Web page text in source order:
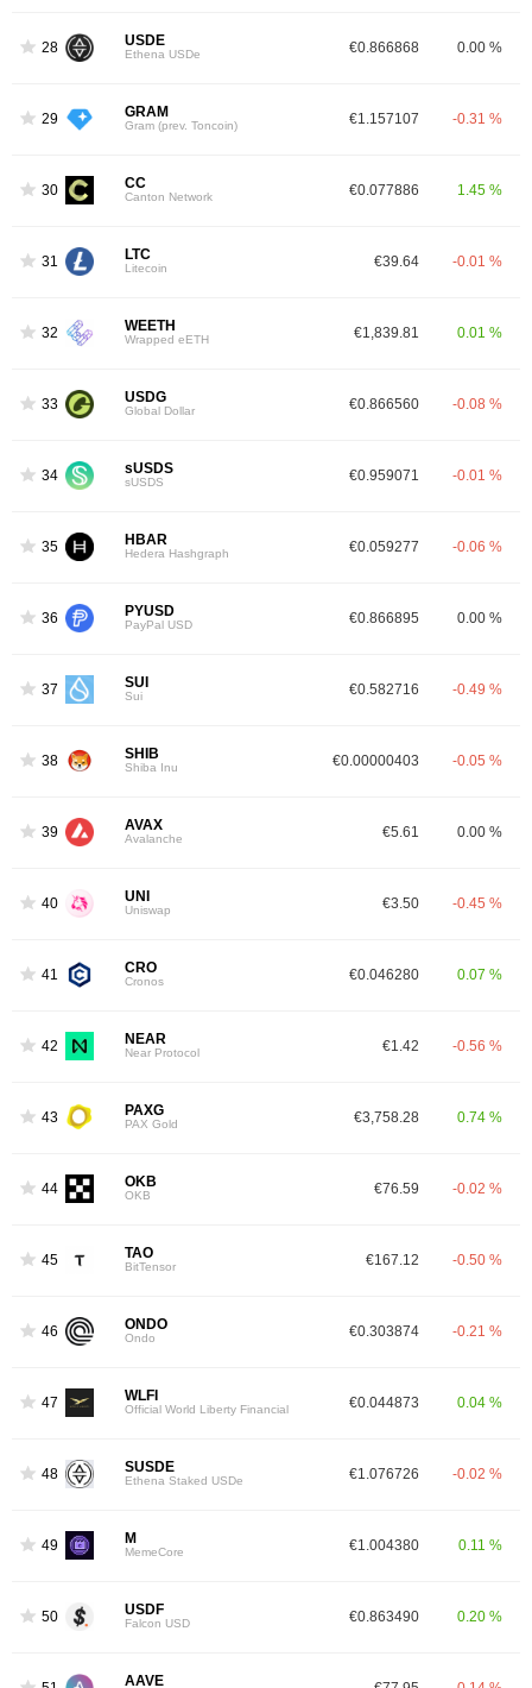
28 USDE
Ethena USDe €0.866868 0.00 %
29 GRAM
Gram (prev. Toncoin) €1.157107 -0.31 %
30 CC
Canton Network €0.077886 1.45 %
31 LTC
Litecoin €39.64 -0.01 %
32 WEETH
Wrapped eETH €1,839.81 0.01 %
33 USDG
Global Dollar €0.866560 -0.08 %
34 sUSDS
sUSDS €0.959071 -0.01 %
35 HBAR
Hedera Hashgraph €0.059277 -0.06 %
36 PYUSD
PayPal USD €0.866895 0.00 %
37 SUI
Sui €0.582716 -0.49 %
38 SHIB
Shiba Inu €0.00000403 -0.05 %
39 AVAX
Avalanche €5.61 0.00 %
40 UNI
Uniswap €3.50 -0.45 %
41 CRO
Cronos €0.046280 0.07 %
42 NEAR
Near Protocol €1.42 -0.56 %
43 PAXG
PAX Gold €3,758.28 0.74 %
44 OKB
OKB €76.59 -0.02 %
45 TAO
BitTensor €167.12 -0.50 %
46 ONDO
Ondo €0.303874 -0.21 %
47 WLFI
Official World Liberty Financial €0.044873 0.04 %
48 SUSDE
Ethena Staked USDe €1.076726 -0.02 %
49 M
MemeCore €1.004380 0.11 %
50 USDF
Falcon USD €0.863490 0.20 %
AAVE